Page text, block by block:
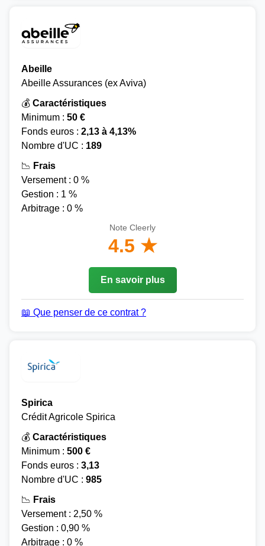
Abeille
Abeille Assurances (ex Aviva)
💰 Caractéristiques
Minimum : 50 €
Fonds euros : 2,13 à 4,13%
Nombre d'UC : 189
📉 Frais
Versement : 0 %
Gestion : 1 %
Arbitrage : 0 %
Note Cleerly
4.5 ★
En savoir plus
📖 Que penser de ce contrat ?
Spirica
Crédit Agricole Spirica
💰 Caractéristiques
Minimum : 500 €
Fonds euros : 3,13
Nombre d'UC : 985
📉 Frais
Versement : 2,50 %
Gestion : 0,90 %
Arbitrage : 0 %